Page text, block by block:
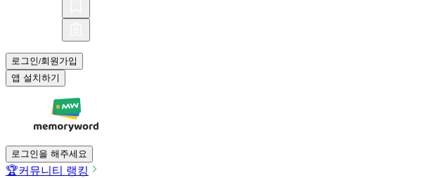
로그인/회원가입
앱 설치하기
로그인을 해주세요
🏆커뮤니티 랭킹